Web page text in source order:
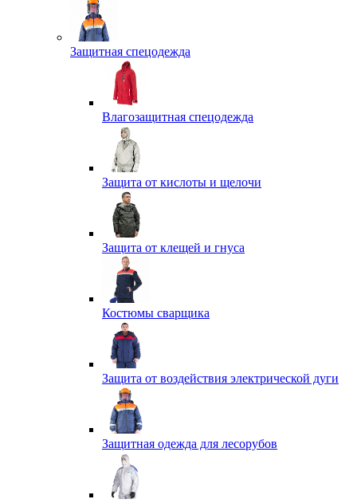
Защитная спецодежда
Влагозащитная спецодежда
Защита от кислоты и щелочи
Защита от клещей и гнуса
Костюмы сварщика
Защита от воздействия электрической дуги
Защитная одежда для лесорубов